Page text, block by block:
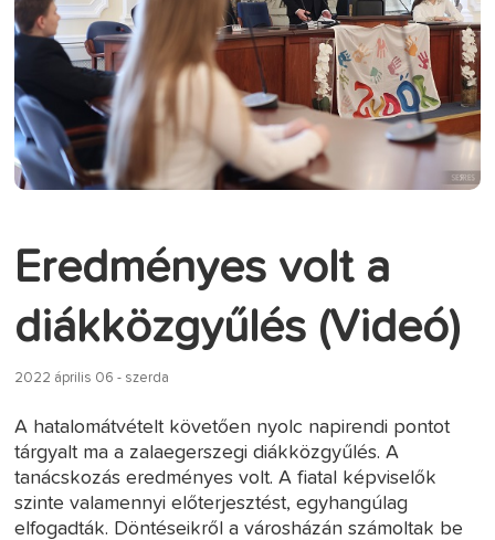
Eredményes volt a
diákközgyűlés (Videó)
2022 április 06 - szerda
A hatalomátvételt követően nyolc napirendi pontot
tárgyalt ma a zalaegerszegi diákközgyűlés. A
tanácskozás eredményes volt. A fiatal képviselők
szinte valamennyi előterjesztést, egyhangúlag
elfogadták. Döntéseikről a városházán számoltak be